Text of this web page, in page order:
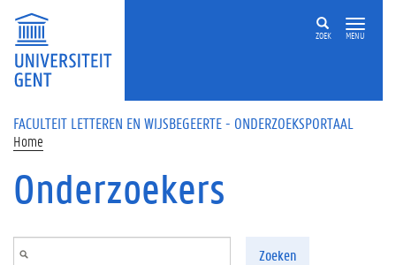
Overslaan en naar de inhoud gaan
ZOEK MENU
FACULTEIT LETTEREN EN WIJSBEGEERTE - ONDERZOEKSPORTAAL
Home
Onderzoekers
Zoeken